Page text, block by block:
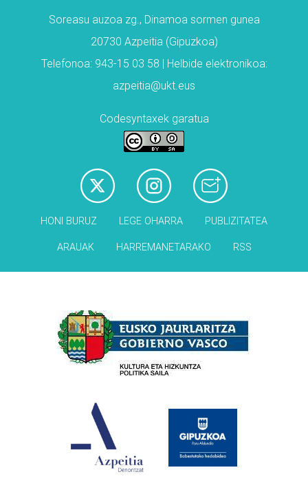
Soreasu auzoa zg., Dinamoa sormen gunea
20730 Azpeitia (Gipuzkoa)
Telefonoa: 943-15 03 58 | Helbide elektronikoa:
azpeitia@ukt.eus
Codesyntaxek garatua
HONI BURUZ LEGE OHARRA PUBLIZITATEA
ARAUAK HARREMANETARAKO RSS